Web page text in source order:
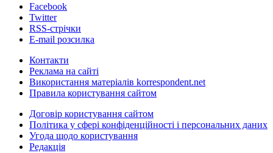
Facebook
Twitter
RSS-стрічки
E-mail розсилка
Контакти
Реклама на сайті
Використання матеріалів korrespondent.net
Правила користування сайтом
Договір користування сайтом
Політика у сфері конфіденційності і персональних даних
Угода щодо користування
Редакція